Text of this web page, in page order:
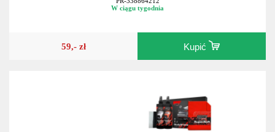
W ciągu tygodnia
59,- zł Kupić